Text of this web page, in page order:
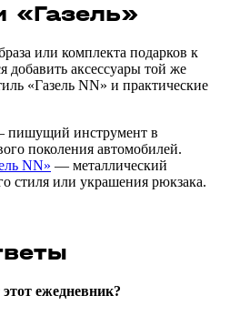
«Газель»
или комплекта подарков к
добавить аксессуары той же
«Газель NN» и практические
инструмент в
поколения автомобилей.
NN» — металлический
стиля или украшения рюкзака.
ежедневник?